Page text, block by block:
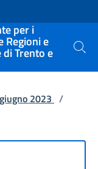
per i
Regioni e
Trento e Cerca
2023 /